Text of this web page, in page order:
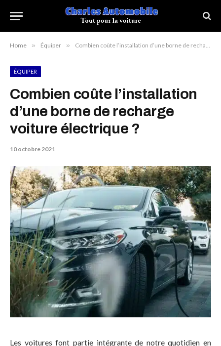
Home » Équiper » Combien coûte l’installation d’une borne de recharge voiture électrique ?
ÉQUIPER
Combien coûte l’installation
d’une borne de recharge
voiture électrique ?
10 octobre 2021
Les voitures font partie intégrante de notre quotidien en